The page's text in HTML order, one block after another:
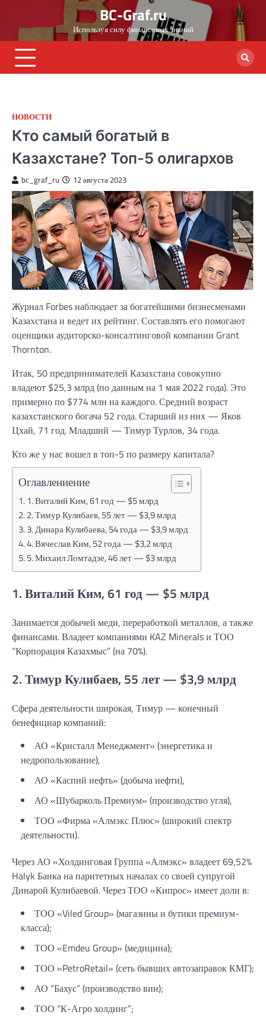
content
BC-Graf.ru
Используя силу финансовых знаний
НОВОСТИ
Кто самый богатый в
Казахстане? Топ-5 олигархов
bc_graf_ru 12 августа 2023
Журнал Forbes наблюдает за богатейшими бизнесменами
Казахстана и ведет их рейтинг. Составлять его помогают
оценщики аудиторско-консалтинговой компании Grant
Thornton.
Итак, 50 предпринимателей Казахстана совокупно
владеют $25,3 млрд (по данным на 1 мая 2022 года). Это
примерно по $774 млн на каждого. Средний возраст
казахстанского богача 52 года. Старший из них — Яков
Цхай, 71 год. Младший — Тимур Турлов, 34 года.
Кто же у нас вошел в топ-5 по размеру капитала?
Оглавлениение
1. Виталий Ким, 61 год — $5 млрд
2. Тимур Кулибаев, 55 лет — $3,9 млрд
3. Динара Кулибаева, 54 года — $3,9 млрд
4. Вячеслав Ким, 52 года — $3,2 млрд
5. Михаил Ломтадзе, 46 лет — $3 млрд
1. Виталий Ким, 61 год — $5 млрд
Занимается добычей меди, переработкой металлов, а также
финансами. Владеет компаниями KAZ Minerals и ТОО
“Корпорация Казахмыс” (на 70%).
2. Тимур Кулибаев, 55 лет — $3,9 млрд
Сфера деятельности широкая, Тимур — конечный
бенефициар компаний:
АО «Кристалл Менеджмент» (энергетика и
недропользование),
АО «Каспий нефть» (добыча нефти),
АО «Шубарколь Премиум» (производство угля),
ТОО «Фирма «Алмэкс Плюс» (широкий спектр
деятельности).
Через АО «Холдинговая Группа «Алмэкс» владеет 69,52%
Halyk Банка на паритетных началах со своей супругой
Динарой Кулибаевой. Через ТОО «Кипрос» имеет доли в:
ТОО «Viled Group» (магазины и бутики премиум-
класса);
ТОО «Emdeu Group» (медицина);
ТОО «PetroRetail» (сеть бывших автозаправок КМГ);
АО “Бахус” (производство вин);
ТОО “К-Агро холдинг”;